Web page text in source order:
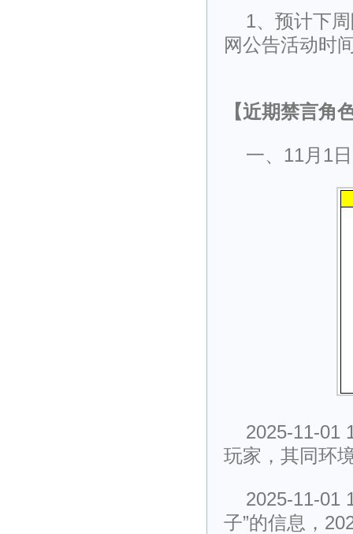
1、预计下
网公告活动时
【近期禁言角
一、11月1
2025-11-01
玩家，其同环
2025-11-01
子”的信息，